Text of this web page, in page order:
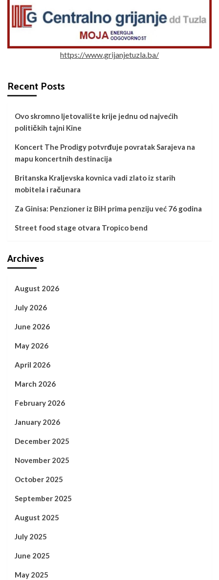
https://www.grijanjetuzla.ba/
Recent Posts
Ovo skromno ljetovalište krije jednu od najvećih
političkih tajni Kine
Koncert The Prodigy potvrđuje povratak Sarajeva na
mapu koncertnih destinacija
Britanska Kraljevska kovnica vadi zlato iz starih
mobitela i računara
Za Ginisa: Penzioner iz BiH prima penziju već 76 godina
Street food stage otvara Tropico bend
Archives
August 2026
July 2026
June 2026
May 2026
April 2026
March 2026
February 2026
January 2026
December 2025
November 2025
October 2025
September 2025
August 2025
July 2025
June 2025
May 2025